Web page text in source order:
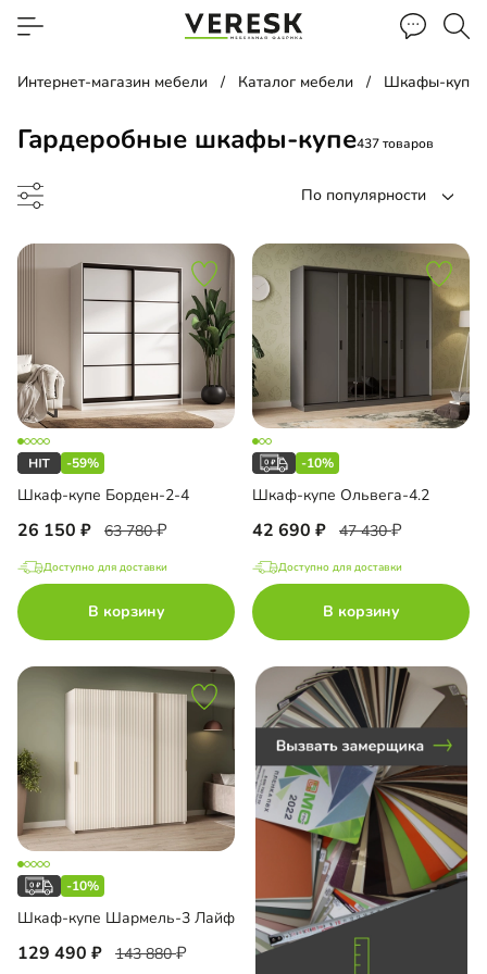
Интернет-магазин мебели Каталог мебели Шкафы-купе
Гардеробные шкафы-купе437 товаров
По популярности
купе
купе угловой
встроенный
до
до
до
-59%
Шкаф-купе Борден-2-4
26 150 63 780
Доступно для доставки
В корзину
-10%
Шкаф-купе Ольвега-4.2
42 690 47 430
Доступно для доставки
В корзину
-10%
Шкаф-купе Шармель-3 Лайф
129 490 143 880